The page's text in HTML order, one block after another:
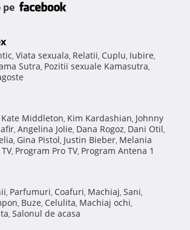
pe
, Viata sexuala, Relatii, Cuplu, Iubire,
Sutra, Pozitii sexuale Kamasutra,
Kate Middleton, Kim Kardashian, Johnny
, Angelina Jolie, Dana Rogoz, Dani Otil,
, Gina Pistol, Justin Bieber, Melania
, Program Pro TV, Program Antena 1
, Parfumuri, Coafuri, Machiaj, Sani,
, Buze, Celulita, Machiaj ochi,
, Salonul de acasa